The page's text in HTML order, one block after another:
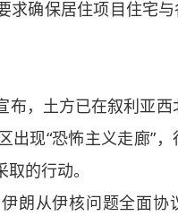
确保居住项目住宅与
，土方已在叙利亚西
出现“恐怖主义走廊”
的行动。
从伊核问题全面协